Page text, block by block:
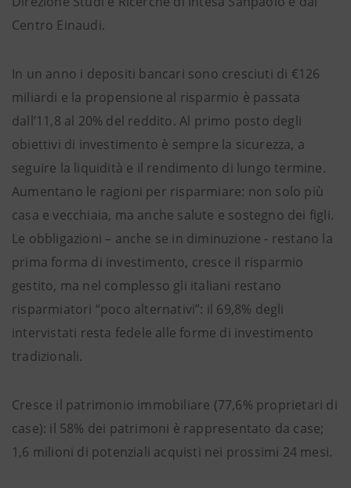
Centro Einaudi.
In un anno i depositi bancari sono cresciuti di €126
miliardi e la propensione al risparmio è passata
dall’11,8 al 20% del reddito. Al primo posto degli
obiettivi di investimento è sempre la sicurezza, a
seguire la liquidità e il rendimento di lungo termine.
Aumentano le ragioni per risparmiare: non solo più
casa e vecchiaia, ma anche salute e sostegno dei figli.
Le obbligazioni – anche se in diminuzione - restano la
prima forma di investimento, cresce il risparmio
gestito, ma nel complesso gli italiani restano
risparmiatori “poco alternativi”: il 69,8% degli
intervistati resta fedele alle forme di investimento
tradizionali.
Cresce il patrimonio immobiliare (77,6% proprietari di
case): il 58% dei patrimoni è rappresentato da case;
1,6 milioni di potenziali acquisti nei prossimi 24 mesi.